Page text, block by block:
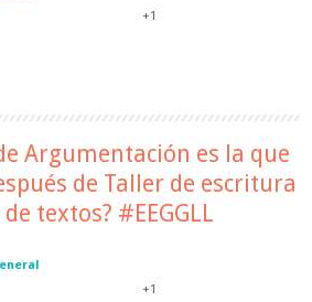
+1
Argumentación es la que
de Taller de escritura
textos? #EEGGLL
+1